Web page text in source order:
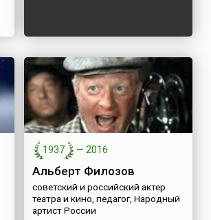
1937 — 2016
Альберт Филозов
советский и российский актер
театра и кино, педагог, Народный
артист России